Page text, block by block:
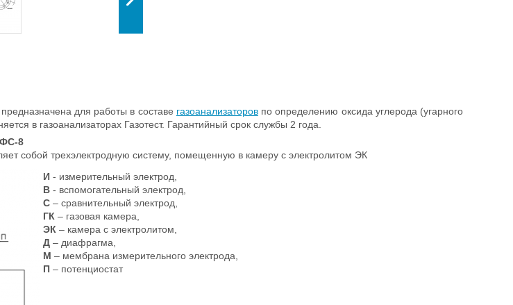
предназначена для работы в составе газоанализаторовпо определению оксида углерода (угарного
в газоанализаторах Газотест. Гарантийный срок службы 2 года.
8
собой трехэлектродную систему, помещенную в камеру с электролитом ЭК
И - измерительный электрод,
В - вспомогательный электрод,
С – сравнительный электрод,
ГК – газовая камера,
ЭК – камера с электролитом,
Д – диафрагма,
М – мембрана измерительного электрода,
П – потенциостат